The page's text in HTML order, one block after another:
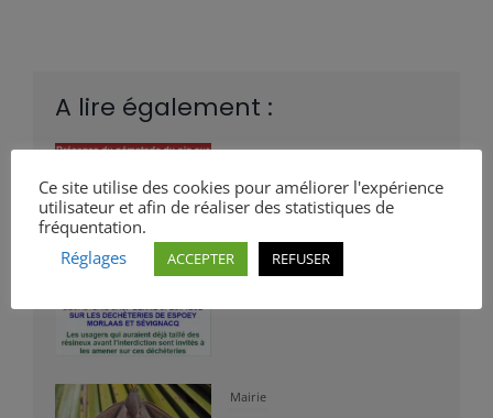
A lire également :
Mairie
ALERTE VIGILANCE :
NÉMATODE DU PIN
Bastien
Mairie
Ce site utilise des cookies pour améliorer l'expérience
utilisateur et afin de réaliser des statistiques de
fréquentation.
Réglages
ACCEPTER REFUSER